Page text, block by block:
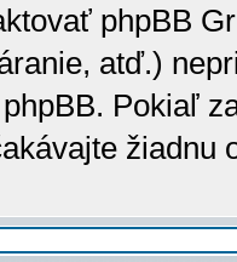
phpBB
atď.)
Pokiaľ
žiadnu